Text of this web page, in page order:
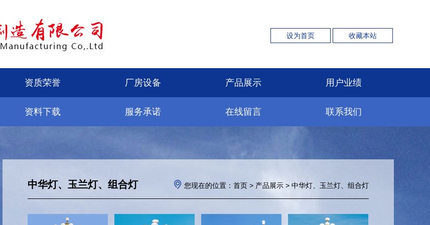
设为首页 收藏本站
资质荣誉 厂房设备 产品展示 用户业绩
资料下载 服务承诺 在线留言 联系我们
中华灯、玉兰灯、组合灯 您现在的位置： 首页 > 产品展示 > 中华灯、玉兰灯、组合灯